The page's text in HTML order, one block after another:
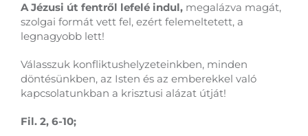
A Jézusi út fentről lefelé indul, megalázva magát,
szolgai formát vett fel, ezért felemeltetett, a
legnagyobb lett!
Válasszuk konfliktushelyzeteinkben, minden
döntésünkben, az Isten és az emberekkel való
kapcsolatunkban a krisztusi alázat útját!
Fil. 2, 6-10;